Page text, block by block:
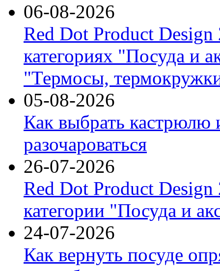
06-08-2026
Red Dot Product Design
категориях "Посуда и
"Термосы,
05-08-2026
Как выбрать кастрюлю
разочароваться
26-07-2026
Red Dot Product Design
категории "Посуда и
24-07-2026
Как вернуть посуде